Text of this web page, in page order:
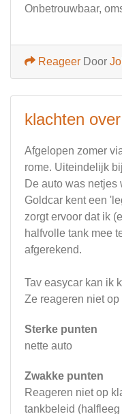
Onbetrouwbaar,
Door
Reageer
klachten
Afgelopen zomer
rome. Uiteindelijk
De auto was netjes
Goldcar kent een
zorgt ervoor dat ik
halfvolle tank mee
afgerekend.
Tav easycar kan ik
Ze reageren niet op
Sterke punten
nette auto
Zwakke punten
Reageren niet op
tankbeleid